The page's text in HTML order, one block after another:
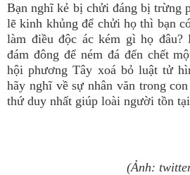
Bạn nghĩ kẻ bị chửi đáng bị trừng
lẽ kinh khủng để chửi họ thì bạn
làm điều độc ác kém gì họ đâu?
đám đông để ném đá đến chết
hội phương Tây xoá bỏ luật tử
hãy nghĩ về sự nhân văn trong
thứ duy nhất giúp loài người tồn
(Ảnh: